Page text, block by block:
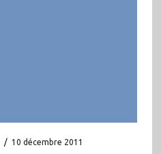
/ 10 décembre 2011